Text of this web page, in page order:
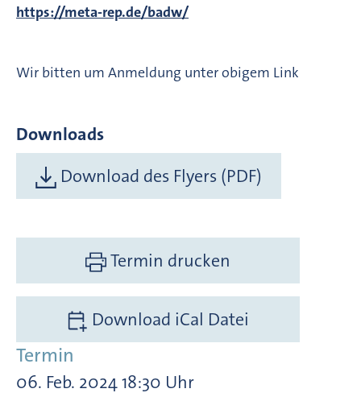
https://meta-rep.de/badw/
Wir bitten um Anmeldung unter obigem Link
Downloads
Download des Flyers (PDF)
Termin drucken
Download iCal Datei
Termin
06. Feb. 2024 18:30 Uhr